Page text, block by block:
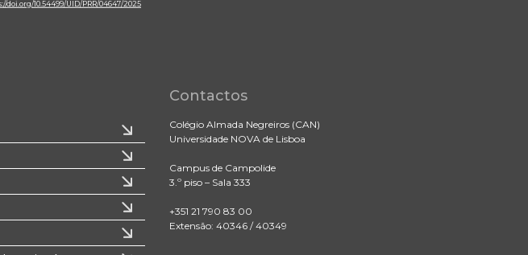
doi.org/10.54499/UID/PRR/04647/2025
Contactos
Colégio Almada Negreiros (CAN)
Universidade NOVA de Lisboa
Campus de Campolide
3.º piso – Sala 333
+351 21 790 83 00
Extensão: 40346 / 40349